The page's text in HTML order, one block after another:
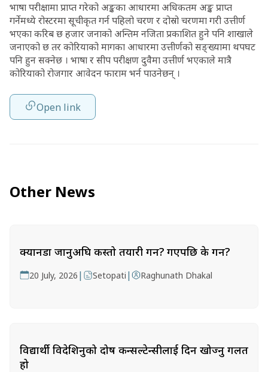
भाषा परीक्षामा प्राप्त गरेको अङ्कका आधारमा अधिकतम अङ्क प्राप्त
गर्नेमध्ये रोस्टरमा सूचीकृत गर्न पहिलो चरण र दोस्रो चरणमा गरी उत्तीर्ण
भएका करिब छ हजार जनाको अन्तिम नजिता प्रकाशित हुने पनि शाखाले
जनाएको छ तर कोरियाको मागका आधारमा उत्तीर्णको सङ्ख्यामा थपघट
पनि हुन सक्नेछ । भाषा र सीप परीक्षण दुवैमा उत्तीर्ण भएकाले मात्रै
कोरियाको रोजगार आवेदन फाराम भर्न पाउनेछन् ।
Open link
Other News
क्यानडा जानुअघि कस्तो तयारी गर्ने? गएपछि के गर्ने?
20 July, 2026 | Setopati | Raghunath Dhakal
विद्यार्थी विदेशिनुको दोष कन्सल्टेन्सीलाई दिन खोज्नु गलत
हो